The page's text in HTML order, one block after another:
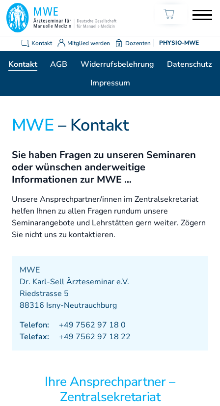
Kontakt Mitglied werden Dozenten PHYSIO-MWE
Kontakt AGB Widerrufsbelehrung
Datenschutz
Impressum
MWE– Kontakt
Sie haben Fragen zu unseren Seminaren
oder wünschen anderweitige
Informationen zur MWE …
Unsere Ansprechpartner/innen im Zentralsekretariat
helfen Ihnen zu allen Fragen rundum unsere
Seminarangebote und Lehrstätten gern weiter. Zögern
Sie nicht uns zu kontaktieren.
MWE
Dr. Karl-Sell Ärzteseminar e.V.
Riedstrasse 5
88316 Isny-Neutrauchburg
Telefon:
+49 7562 97 18 0
Telefax:
+49 7562 97 18 22
Ihre Ansprechpartner –
Zentralsekretariat